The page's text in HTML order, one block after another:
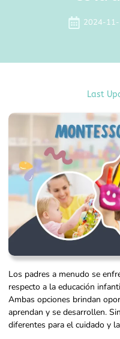
2024-
Last
Los padres a menudo se
respecto a la educación
Ambas opciones brindan
aprendan y se desarrollen.
diferentes para el cuidado y